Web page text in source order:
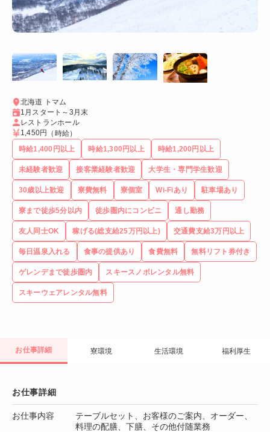
北海道 トマム
1月スタート～3月末
レストランホール
1,450円
（時給）
時給1,400円以上
時給1,300円以上 時給1,200円以上
未経験者歓迎 接客業経験者歓迎 大学生・専門学生歓迎
30歳以上歓迎 寮費無料 寮個室 Wi-Fiあり 駐車場あり
寮まで徒歩5分以内 徒歩圏内にコンビニ 通し勤務
友人同士OK 稼げる(総支給25万円以上) 交通費支給3万円以上
毎日温泉入れる 食事の提供あり 食費無料 無料リフト券付き
ゲレンデまで徒歩圏内 スキースノボレンタル無料
スキーウェアレンタル無料
お仕事詳細 寮環境 生活環境 福利厚生
お仕事詳細
お仕事内容
テーブルセット、お客様のご案内、オーダー、
料理の配膳、下膳、その他付随業務